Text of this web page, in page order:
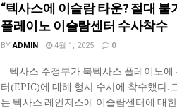
“텍사스에 이슬람 타운? 절대 불
플레이노 이슬람센터 수사착수
BY ADMIN 4월 1, 2025 0
텍사스 주정부가 북텍사스 플레이노에
터(EPIC)에 대해 형사 수사에 착수했다.
는 텍사스 레인저스에 이슬람센터에 대한